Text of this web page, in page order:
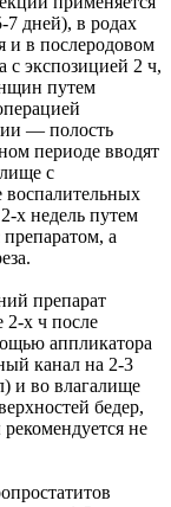
дней), в родах
и в послеродовом
с экспозицией 2 ч,
путем
— полость
периоде вводят
с
воспалительных
х недель путем
а
препарат
2-х ч после
аппликатора
канал на 2-3
и во влагалище
бедер,
не